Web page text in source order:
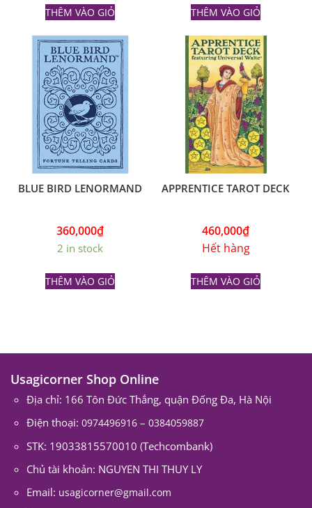
THÊM VÀO GIỎ THÊM VÀO GIỎ
BLUE BIRD LENORMAND
360,000₫
2 in stock
THÊM VÀO GIỎ
APPRENTICE TAROT DECK
460,000₫
Hết hàng
THÊM VÀO GIỎ
Usagicorner Shop Online
Địa chỉ: 166 Tôn Đức Thắng, quận Đống Đa, Hà Nội
Điện thoại: 0974496916 – 0384059887
STK: 19033815570010 (Techcombank)
Chủ tài khoản: NGUYEN THI THUY LY
Email: usagicorner@gmail.com